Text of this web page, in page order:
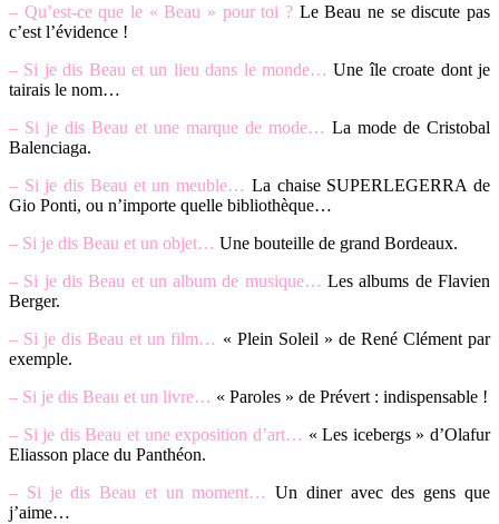
– Qu’est-ce que le « Beau » pour toi ? Le Beau ne se discute pas
c’est l’évidence !
– Si je dis Beau et un lieu dans le monde… Une île croate dont je
tairais le nom…
– Si je dis Beau et une marque de mode… La mode de Cristobal
Balenciaga.
– Si je dis Beau et un meuble… La chaise SUPERLEGERRA de
Gio Ponti, ou n’importe quelle bibliothèque…
– Si je dis Beau et un objet… Une bouteille de grand Bordeaux.
– Si je dis Beau et un album de musique… Les albums de Flavien
Berger.
– Si je dis Beau et un film… « Plein Soleil » de René Clément par
exemple.
– Si je dis Beau et un livre… « Paroles » de Prévert : indispensable !
– Si je dis Beau et une exposition d’art… « Les icebergs » d’Olafur
Eliasson place du Panthéon.
– Si je dis Beau et un moment… Un diner avec des gens que
j’aime…